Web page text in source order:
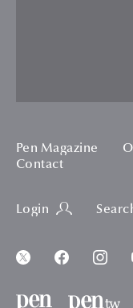
Pen Magazine
Contact
Login